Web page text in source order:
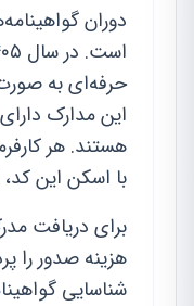
دوران
حرفه‌ای به
هستند. هر
با اسکن این
برای دریافت
هزینه صدور را
شناسایی